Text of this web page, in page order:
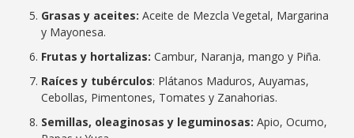
Grasas y aceites:Aceite de Mezcla Vegetal, Margarina
y Mayonesa.
Frutas y hortalizas:Cambur, Naranja, mango y Piña.
Raíces y tubérculos: Plátanos Maduros, Auyamas,
Cebollas, Pimentones, Tomates y Zanahorias.
Semillas, oleaginosas y leguminosas:Apio, Ocumo,